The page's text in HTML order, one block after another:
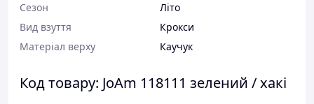
Сезон
Літо
Вид взуття
Крокси
Матеріал верху
Каучук
Код товару: JoAm 118111 зелений / хакі